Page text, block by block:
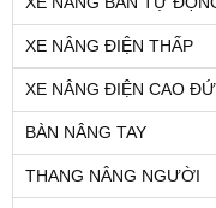
XE NÂNG ĐIỆN THẤP
XE NÂNG ĐIỆN CAO
BÀN NÂNG TAY
THANG NÂNG NGƯỜI